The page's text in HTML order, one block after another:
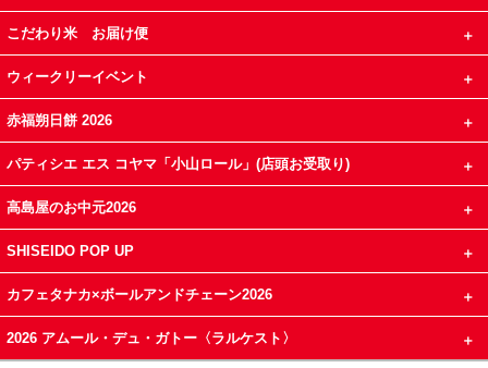
こだわり米 お届け便
ウィークリーイベント
赤福朔日餅 2026
パティシエ エス コヤマ「小山ロール」(店頭お受取り)
高島屋のお中元2026
SHISEIDO POP UP
カフェタナカ×ボールアンドチェーン2026
2026 アムール・デュ・ガトー〈ラルケスト〉